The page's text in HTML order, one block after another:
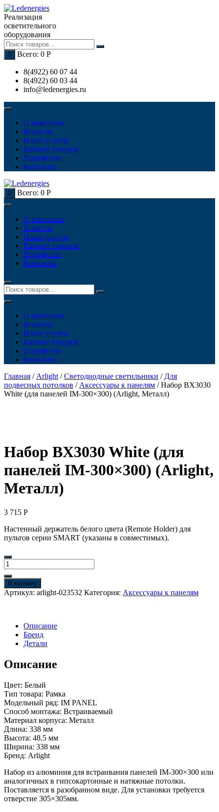
Перейти
к
содержимому
Реализация
осветительного
оборудования
0 Всего: 0 Р
8(4922) 60 07 44
8(4922) 60 03 44
info@ledenergies.ru
О компании
Новости
Наши услуги
Каталог товаров
Портфолио
Контакты
0 Всего: 0 Р
О компании
Новости
Наши услуги
Каталог товаров
Портфолио
Контакты
О компании
Новости
Наши услуги
Каталог товаров
Портфолио
Контакты
Главная / Arlight /Светодиодные светильники / Для
подвесных потолков / Аксессуары к панелям / Набор BX3030
White (для панелей IM-300×300) (Arlight, Металл)
Набор BX3030 White (для
панелей IM-300×300) (Arlight,
Металл)
3 715 Р
Настенный держатель белого цвета (Remote Holder) для
пультов серии SMART (указаны в совместимых).
Количество
товара
Набор
BX3030
White
300x300)
(Arlight,
В корзину
Артикул: arlight-023532 Категория: Аксессуары к панелям
Описание
Бренд
Детали
Описание
Цвет: Белый
Тип товара: Рамка
Модельный ряд: IM PANEL
Способ монтажа: Встраиваемый
Материал корпуса: Металл
Длина: 338 мм
Высота: 48.5 мм
Ширина: 338 мм
Бренд: Arlight
Набор из алюминия для встраивания панелей IM-300×300 или
аналогичных в гипсокартонные и натяжные потолки.
Поставляется в разобранном виде. Для установки требуется
отверстие 305×305мм.